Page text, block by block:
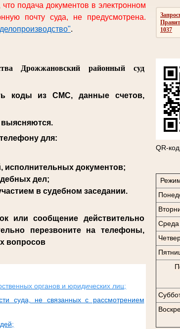
1037
QR-
Среда
подача документов в электронном
почту суда, не предусмотрена.
.
Дрожжановский районный суд
коды из СМС, данные счетов,
выясняются.
для:
исполнительных документов;
дел;
в судебном заседании.
или сообщение действительно
перезвоните на телефоны,
вопросов
органов и юридических лиц;
суда, не связанных с рассмотрением